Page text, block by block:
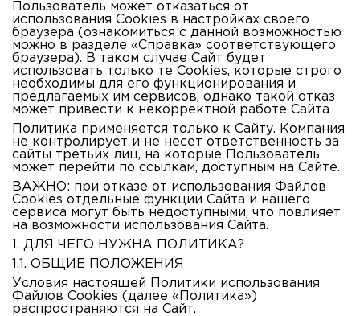
Пользователь может отказаться от
использования Сookies в настройках своего
браузера (ознакомиться с данной возможностью
можно в разделе «Справка» соответствующего
браузера). В таком случае Сайт будет
использовать только те Cookies, которые строго
необходимы для его функционирования и
предлагаемых им сервисов, однако такой отказ
может привести к некорректной работе Сайта
Политика применяется только к Сайту. Компания
не контролирует и не несет ответственность за
сайты третьих лиц, на которые Пользователь
может перейти по ссылкам, доступным на Сайте.
ВАЖНО: при отказе от использования Файлов
Cookies отдельные функции Сайта и нашего
сервиса могут быть недоступными, что повлияет
на возможности использования Сайта.
1. ДЛЯ ЧЕГО НУЖНА ПОЛИТИКА?
1.1. ОБЩИЕ ПОЛОЖЕНИЯ
Условия настоящей Политики использования
Файлов Cookies (далее «Политика»)
распространяются на Сайт.